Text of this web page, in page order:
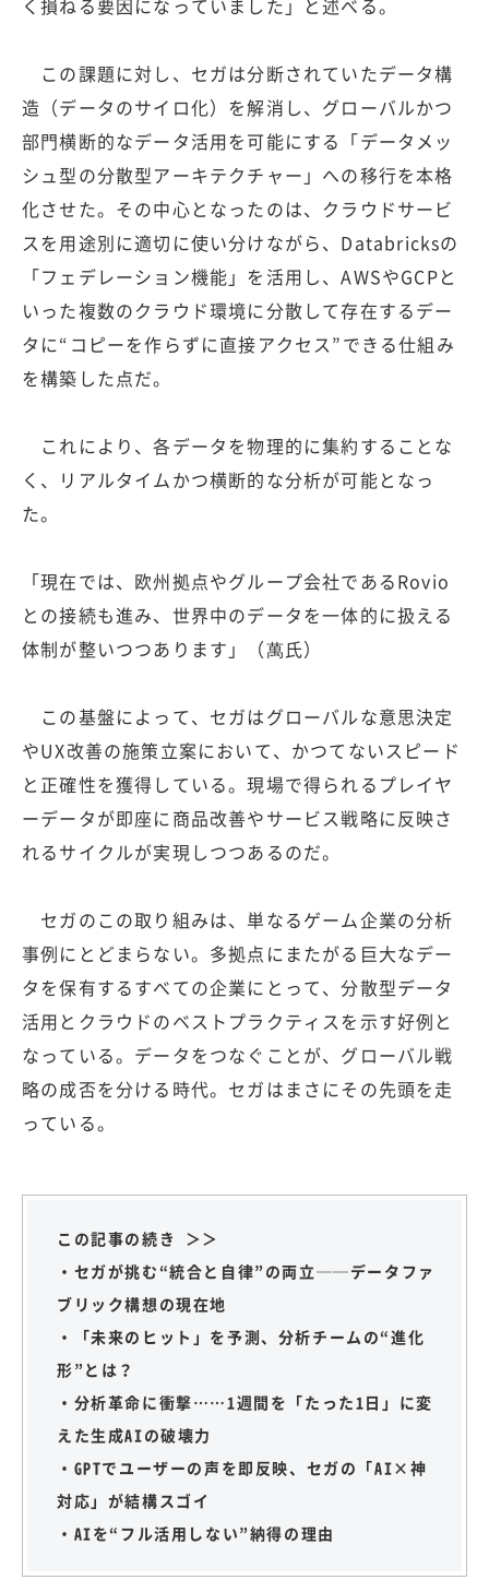
この課題に対し、セガは分断されていたデータ構
造（データのサイロ化）を解消し、グローバルかつ
部門横断的なデータ活用を可能にする「データメッ
シュ型の分散型アーキテクチャー」への移行を本格
化させた。その中心となったのは、クラウドサービ
スを用途別に適切に使い分けながら、Databricksの
「フェデレーション機能」を活用し、AWSやGCPと
いった複数のクラウド環境に分散して存在するデー
タに“コピーを作らずに直接アクセス”できる仕組み
を構築した点だ。
これにより、各データを物理的に集約することな
く、リアルタイムかつ横断的な分析が可能となっ
た。
「現在では、欧州拠点やグループ会社であるRovio
との接続も進み、世界中のデータを一体的に扱える
体制が整いつつあります」（萬氏）
この基盤によって、セガはグローバルな意思決定
やUX改善の施策立案において、かつてないスピード
と正確性を獲得している。現場で得られるプレイヤ
ーデータが即座に商品改善やサービス戦略に反映さ
れるサイクルが実現しつつあるのだ。
セガのこの取り組みは、単なるゲーム企業の分析
事例にとどまらない。多拠点にまたがる巨大なデー
タを保有するすべての企業にとって、分散型データ
活用とクラウドのベストプラクティスを示す好例と
なっている。データをつなぐことが、グローバル戦
略の成否を分ける時代。セガはまさにその先頭を走
っている。
この記事の続き ＞＞
・セガが挑む“統合と自律”の両立──データファ
ブリック構想の現在地
・「未来のヒット」を予測、分析チームの“進化
形”とは？
・分析革命に衝撃……1週間を「たった1日」に変
えた生成AIの破壊力
・GPTでユーザーの声を即反映、セガの「AI×神
対応」が結構スゴイ
・AIを“フル活用しない”納得の理由